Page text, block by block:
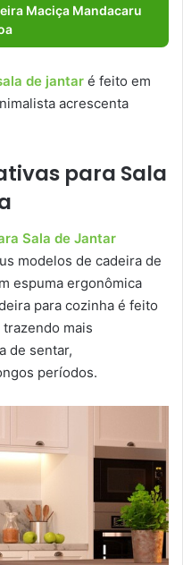
Maciça Mandacaru
de jantar é feito em
acrescenta
para Sala
Sala de Jantar
modelos de cadeira de
espuma ergonômica
para cozinha é feito
mais
de sentar,
períodos.